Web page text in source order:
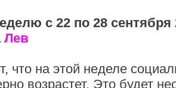
с 22 по 28 сентября
Лев
что на этой неделе
возрастет. Это будет